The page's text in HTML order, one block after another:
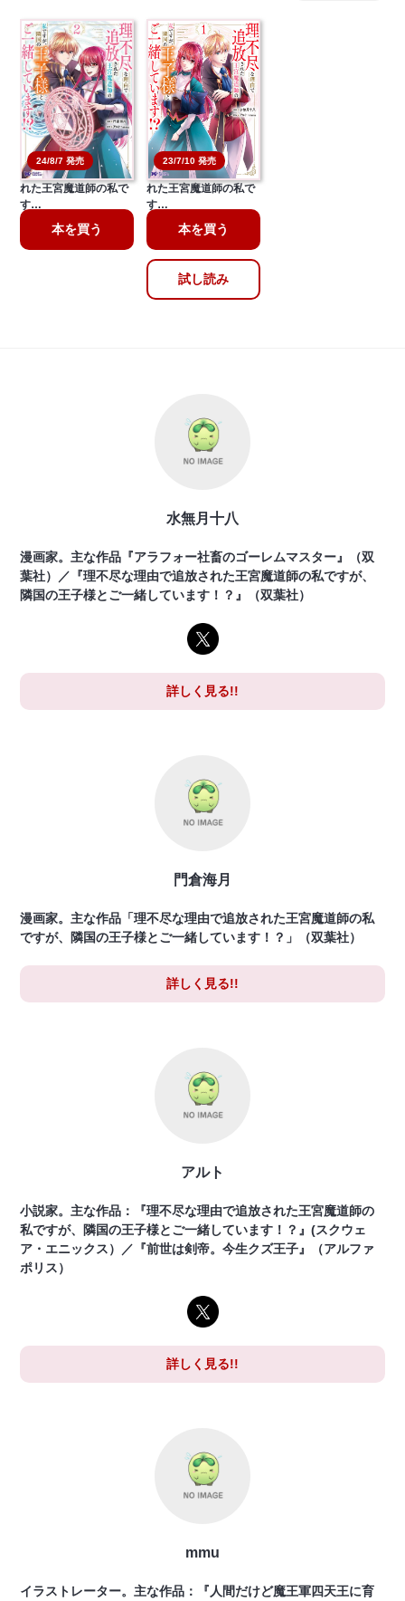
24/8/7 発売
理不尽な理由で追放さ
れた王宮魔道師の私で
す…
本を買う
23/7/10 発売
理不尽な理由で追放さ
れた王宮魔道師の私で
す…
本を買う
試し読み
水無月十八
漫画家。主な作品『アラフォー社畜のゴーレムマスター』（双
葉社）／『理不尽な理由で追放された王宮魔道師の私ですが、
隣国の王子様とご一緒しています！？』（双葉社）
詳しく見る!!
門倉海月
漫画家。主な作品「理不尽な理由で追放された王宮魔道師の私
ですが、隣国の王子様とご一緒しています！？」（双葉社）
詳しく見る!!
アルト
小説家。主な作品：『理不尽な理由で追放された王宮魔道師の
私ですが、隣国の王子様とご一緒しています！？』(スクウェ
ア・エニックス）／『前世は剣帝。今生クズ王子』（アルファ
ポリス）
詳しく見る!!
mmu
イラストレーター。主な作品：『人間だけど魔王軍四天王に育